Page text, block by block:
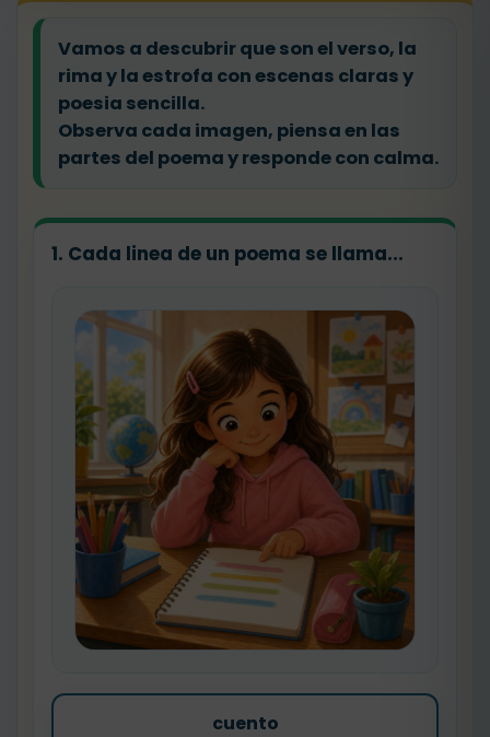
Vamos a descubrir que son el verso, la
rima y la estrofa con escenas claras y
poesia sencilla.
Observa cada imagen, piensa en las
partes del poema y responde con calma.
1. Cada linea de un poema se llama...
cuento